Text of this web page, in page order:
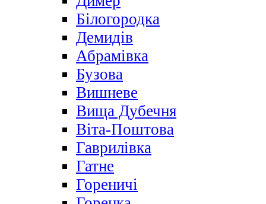
Білогородка
Демидів
Абрамівка
Бузова
Вишневе
Вища Дубечня
Віта-Поштова
Гаврилівка
Гатне
Гореничі